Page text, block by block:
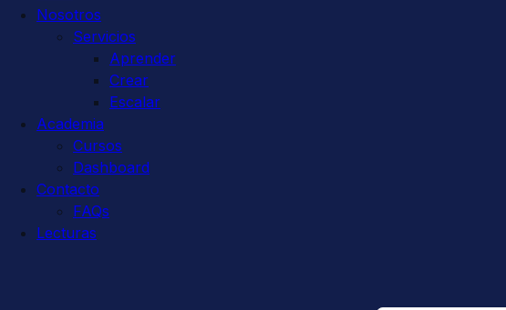
Nosotros
Servicios
Aprender
Crear
Escalar
Academia
Cursos
Dashboard
Contacto
FAQs
Lecturas